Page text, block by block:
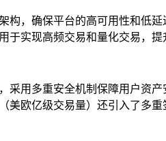
构，确保平台的高可用性和低
实现高频交易和量化交易，提
采用多重安全机制保障用户资
欧亿级交易量）还引入了多